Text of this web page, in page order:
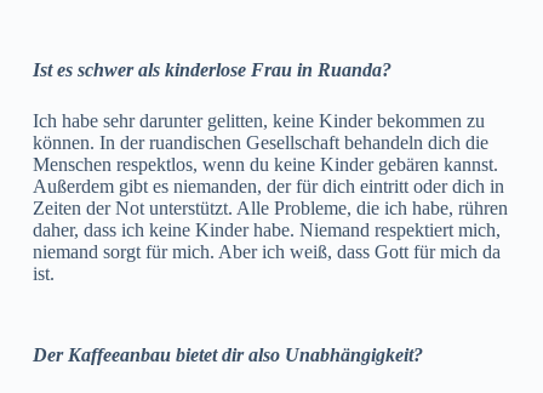
Ist es schwer als kinderlose Frau in Ruanda?
Ich habe sehr darunter gelitten, keine Kinder bekommen zu
können. In der ruandischen Gesellschaft behandeln dich die
Menschen respektlos, wenn du keine Kinder gebären kannst.
Außerdem gibt es niemanden, der für dich eintritt oder dich in
Zeiten der Not unterstützt. Alle Probleme, die ich habe, rühren
daher, dass ich keine Kinder habe. Niemand respektiert mich,
niemand sorgt für mich. Aber ich weiß, dass Gott für mich da
ist.
Der Kaffeeanbau bietet dir also Unabhängigkeit?